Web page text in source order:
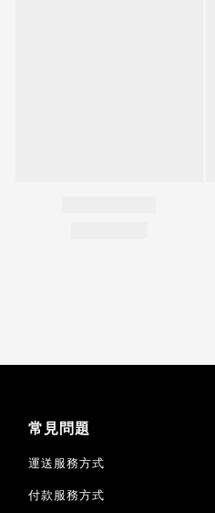
常見問題
運送服務方式
付款服務方式